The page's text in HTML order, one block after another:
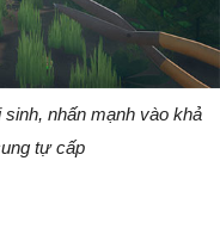
nhấn mạnh vào khả
tự cấp